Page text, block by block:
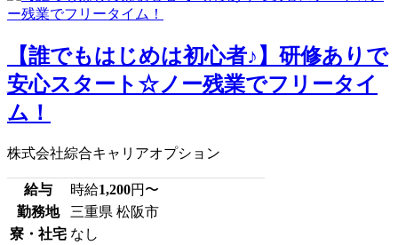
【誰でもはじめは初心者♪】研修ありで
安心スタート☆ノー残業でフリータイ
ム！
株式会社綜合キャリアオプション
給与 時給1,200円〜
勤務地
三重県 松阪市
寮・社宅 なし